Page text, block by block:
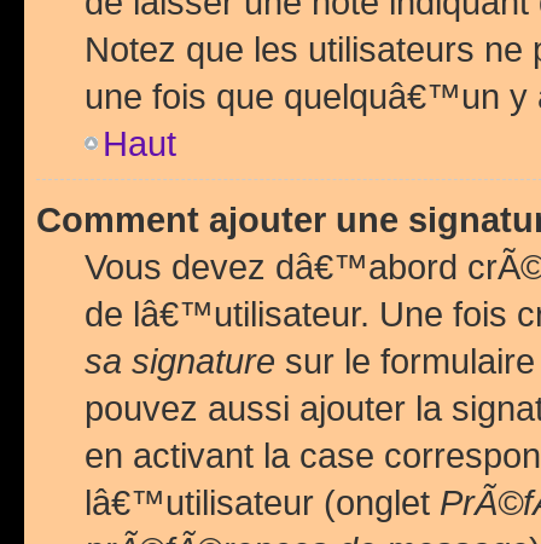
Notez que les utilisateurs
une fois que quelquâ€™un y
Haut
Comment ajouter une
Vous devez dâ€™abord
de lâ€™utilisateur. Une fois
sa signature sur le
pouvez aussi ajouter la
en activant la case
lâ€™utilisateur (onglet